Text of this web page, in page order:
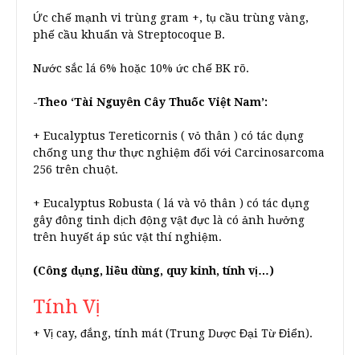
Ức chế mạnh vi trùng gram +, tụ cầu trùng vàng,
phế cầu khuẩn và Streptocoque B.
Nước sắc lá 6% hoặc 10% ức chế BK rõ.
-Theo ‘Tài Nguyên Cây Thuốc Việt Nam’:
+ Eucalyptus Tereticornis ( vỏ thân ) có tác dụng
chống ung thư thực nghiệm đối với Carcinosarcoma
256 trên chuột.
+ Eucalyptus Robusta ( lá và vỏ thân ) có tác dụng
gây đông tinh dịch động vật đực là có ảnh hưởng
trên huyết áp súc vật thí nghiệm.
(Công dụng, liều dùng, quy kinh, tính vị…)
Tính Vị
+ Vị cay, đắng, tính mát (Trung Dược Đại Từ Điển).